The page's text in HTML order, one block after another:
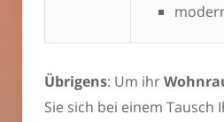
Übrigens: Um ihr
Sie sich bei einem Tausch